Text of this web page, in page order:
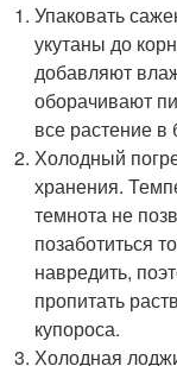
Упаковать
укутаны до
добавляют
оборачивают
все растение
Холодный
хранения.
темнота не
позаботиться
навредить,
пропитать
купороса.
Холодная